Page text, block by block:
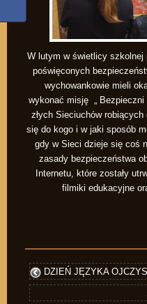
W lutym w świetlicy szkolnej
poświęconych
wychowankowie mieli
wykonać misję „
złych Sieciuchów
się do kogo i w jaki sposób
gdy w Sieci dzieje się coś
zasady bezpieczeństwa
Internetu, które zostały
filmiki edukacyjne
DZIEŃ JĘZYKA